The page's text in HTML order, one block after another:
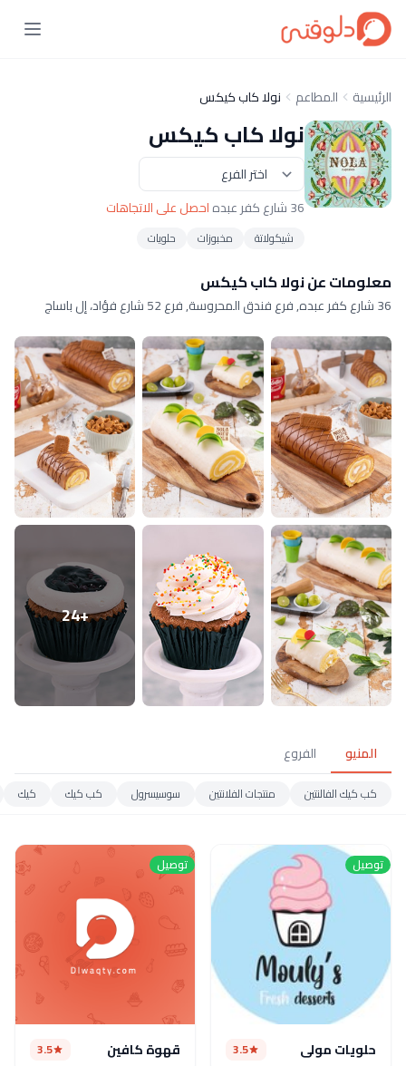
الرئيسية المطاعم نولا كاب كيكس
نولا كاب كيكس
36 شارع كفر عبده احصل على الاتجاهات
شيكولاتة مخبوزات حلويات
معلومات عن نولا كاب كيكس
36 شارع كفر عبده, فرع فندق المحروسة, فرع 52 شارع فؤاد، إل باساج
+24
المنيو الفروع
كب كيك الفالنتين منتجات الفلانتين سوسيسرول كب كيك كيك
توصيل
حلويات مولي 3.5
توصيل
قهوة كافين 3.5